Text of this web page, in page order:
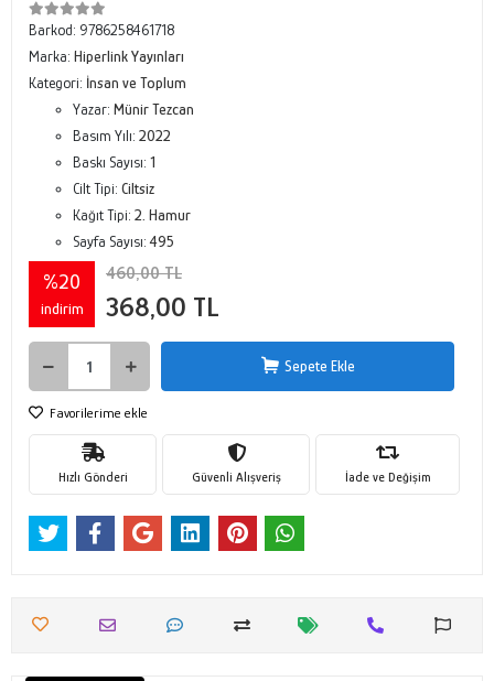
Barkod: 9786258461718
Marka: Hiperlink Yayınları
Kategori: İnsan ve Toplum
Yazar: Münir Tezcan
Basım Yılı: 2022
Baskı Sayısı: 1
Cilt Tipi: Ciltsiz
Kağıt Tipi: 2. Hamur
Sayfa Sayısı:495
%20
indirim
460,00 TL
368,00 TL
Sepete Ekle
Favorilerime ekle
Hızlı Gönderi Güvenli Alışveriş İade ve Değişim